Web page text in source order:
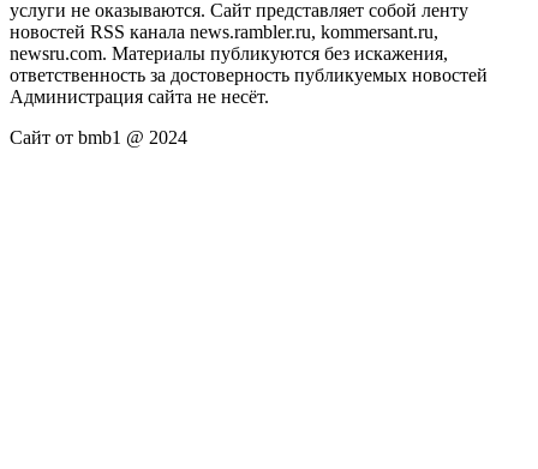
услуги не оказываются. Сайт представляет собой ленту
новостей RSS канала news.rambler.ru, kommersant.ru,
newsru.com. Материалы публикуются без искажения,
ответственность за достоверность публикуемых новостей
Администрация сайта не несёт.
Сайт от bmb1 @ 2024